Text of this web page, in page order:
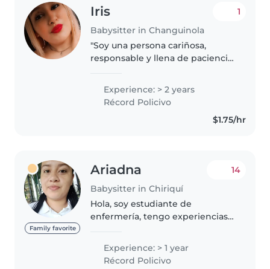
Iris
Babysitter in Changuinola
1
"Soy una persona cariñosa,
responsable y llena de paciencia.
porque creo en el poder del
cariño, el juego y el aprendizaje
en cada etapa de su
Experience: > 2 years
Récord Policivo
$1.75/hr
Family favorite
Ariadna
Babysitter in Chiriquí
14
Hola, soy estudiante de
enfermería, tengo experiencias
incluyendo las mascotas. Soy
responsable, puntual,
Experience: > 1 year
Récord Policivo